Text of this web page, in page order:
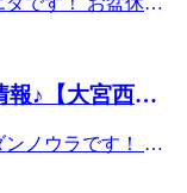
お疲れを取るチ
合わせもご提案さ
ださいませ(/・
肩甲骨にポイント
ための［押す・揉
報♪【大宮西口
ンノウラです！ 涼